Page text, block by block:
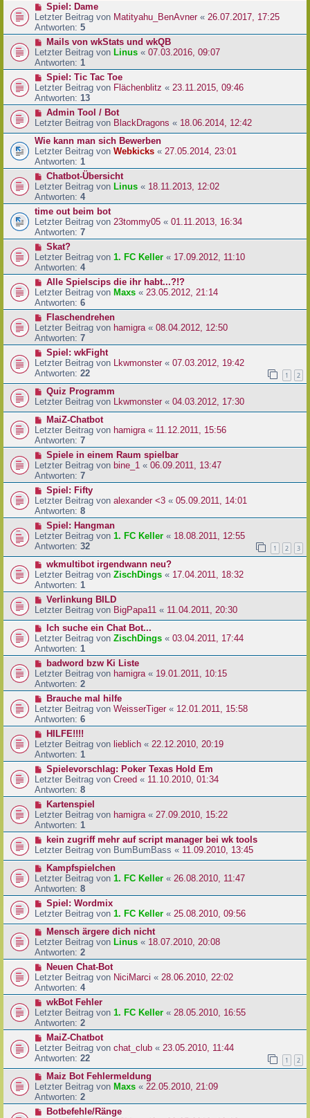
Spiel: Dame
Letzter Beitrag von Matityahu_BenAvner« 26.07.2017, 17:25
Antworten: 5
Mails von wkStats und wkQB
Letzter Beitrag von Linus « 07.03.2016, 09:07
Antworten: 1
Spiel: Tic Tac Toe
Letzter Beitrag von Flächenblitz « 23.11.2015, 09:46
Antworten: 13
Admin Tool / Bot
Letzter Beitrag von BlackDragons « 18.06.2014, 12:42
Wie kann man sich Bewerben
Letzter Beitrag von Webkicks « 27.05.2014, 23:01
Antworten: 1
Chatbot-Übersicht
Letzter Beitrag von Linus « 18.11.2013, 12:02
Antworten: 4
time out beim bot
Letzter Beitrag von 23tommy05 « 01.11.2013, 16:34
Antworten: 7
Skat?
Letzter Beitrag von 1. FC Keller « 17.09.2012, 11:10
Antworten: 4
Alle Spielscips die ihr habt...?!?
Letzter Beitrag von Maxs « 23.05.2012, 21:14
Antworten: 6
Flaschendrehen
Letzter Beitrag von hamigra « 08.04.2012, 12:50
Antworten: 7
Spiel: wkFight
Letzter Beitrag von
Lkwmonster« 07.03.2012, 19:42
Antworten: 22 1 2
Quiz Programm
Letzter Beitrag von
Lkwmonster « 04.03.2012, 17:30
MaiZ-Chatbot
Letzter Beitrag von hamigra « 11.12.2011, 15:56
Antworten: 7
Spiele in einem Raum spielbar
Letzter Beitrag von bine_1 « 06.09.2011, 13:47
Antworten: 7
Spiel: Fifty
Letzter Beitrag von alexander <3 « 05.09.2011, 14:01
Antworten: 8
Spiel: Hangman
Letzter Beitrag von 1. FC Keller « 18.08.2011, 12:55
Antworten: 32 1 2 3
wkmultibot irgendwann neu?
Letzter Beitrag von ZischDings « 17.04.2011, 18:32
Antworten: 1
Verlinkung BILD
Letzter Beitrag von BigPapa11 « 11.04.2011, 20:30
Ich suche ein Chat Bot...
Letzter Beitrag von ZischDings « 03.04.2011, 17:44
Antworten: 1
badword bzw Ki Liste
Letzter Beitrag von hamigra « 19.01.2011, 10:15
Antworten: 2
Brauche mal hilfe
Letzter Beitrag von WeisserTiger« 12.01.2011, 15:58
Antworten: 6
HILFE!!!!
Letzter Beitrag von lieblich « 22.12.2010, 20:19
Antworten: 1
Spielevorschlag: Poker Texas Hold Em
Letzter Beitrag von Creed « 11.10.2010, 01:34
Antworten: 8
Kartenspiel
Letzter Beitrag von hamigra « 27.09.2010, 15:22
Antworten: 1
kein zugriff mehr auf script manager bei wk tools
Letzter Beitrag von BumBumBass « 11.09.2010, 13:45
Kampfspielchen
Letzter Beitrag von 1. FC Keller « 26.08.2010, 11:47
Antworten: 8
Spiel: Wordmix
Letzter Beitrag von 1. FC Keller « 25.08.2010, 09:56
Mensch ärgere dich nicht
Letzter Beitrag von Linus « 18.07.2010, 20:08
Antworten: 2
Neuen Chat-Bot
Letzter Beitrag von NiciMarci « 28.06.2010, 22:02
Antworten: 4
wkBot Fehler
Letzter Beitrag von 1. FC Keller « 28.05.2010, 16:55
Antworten: 2
MaiZ-Chatbot
Letzter Beitrag von chat_club « 23.05.2010, 11:44
Antworten: 22 1 2
Maiz Bot Fehlermeldung
Letzter Beitrag von Maxs « 22.05.2010, 21:09
Antworten: 2
Botbefehle/Ränge